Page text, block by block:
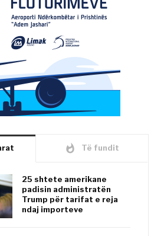
whatshot Të fundit
25 shtete amerikane
padisin administratën
Trump për tarifat e reja
ndaj importeve